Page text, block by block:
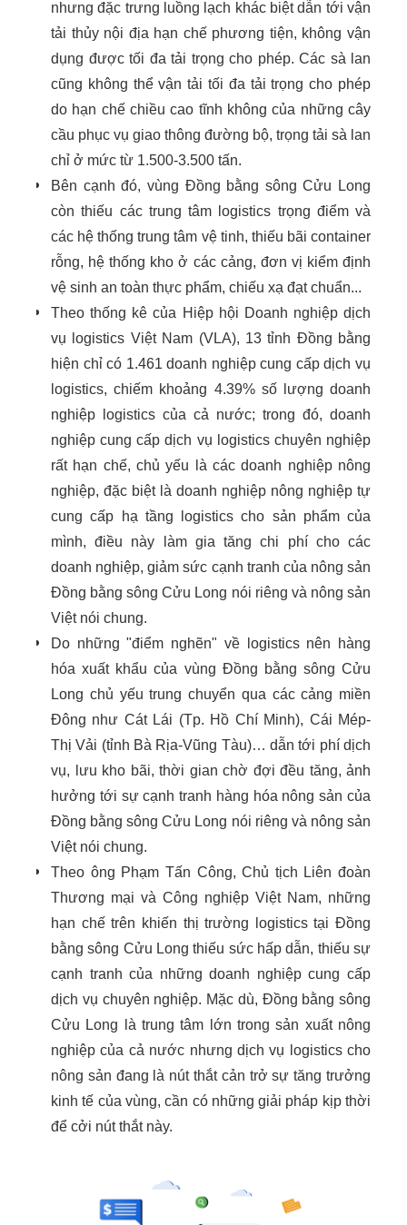
nhưng đặc trưng luồng lạch khác biệt dẫn tới vận
tải thủy nội địa hạn chế phương tiện, không vận
dụng được tối đa tải trọng cho phép. Các sà lan
cũng không thể vận tải tối đa tải trọng cho phép
do hạn chế chiều cao tĩnh không của những cây
cầu phục vụ giao thông đường bộ, trọng tải sà lan
chỉ ở mức từ 1.500-3.500 tấn.
Bên cạnh đó, vùng Đồng bằng sông Cửu Long
còn thiếu các trung tâm logistics trọng điểm và
các hệ thống trung tâm vệ tinh, thiếu bãi container
rỗng, hệ thống kho ở các cảng, đơn vị kiểm định
vệ sinh an toàn thực phẩm, chiếu xạ đạt chuẩn...
Theo thống kê của Hiệp hội Doanh nghiệp dịch
vụ logistics Việt Nam (VLA), 13 tỉnh Đồng bằng
hiện chỉ có 1.461 doanh nghiệp cung cấp dịch vụ
logistics, chiếm khoảng 4.39% số lượng doanh
nghiệp logistics của cả nước; trong đó, doanh
nghiệp cung cấp dịch vụ logistics chuyên nghiệp
rất hạn chế, chủ yếu là các doanh nghiệp nông
nghiệp, đặc biệt là doanh nghiệp nông nghiệp tự
cung cấp hạ tầng logistics cho sản phẩm của
mình, điều này làm gia tăng chi phí cho các
doanh nghiệp, giảm sức cạnh tranh của nông sản
Đồng bằng sông Cửu Long nói riêng và nông sản
Việt nói chung.
Do những "điểm nghẽn" về logistics nên hàng
hóa xuất khẩu của vùng Đồng bằng sông Cửu
Long chủ yếu trung chuyển qua các cảng miền
Đông như Cát Lái (Tp. Hồ Chí Minh), Cái Mép-
Thị Vải (tỉnh Bà Rịa-Vũng Tàu)… dẫn tới phí dịch
vụ, lưu kho bãi, thời gian chờ đợi đều tăng, ảnh
hưởng tới sự cạnh tranh hàng hóa nông sản của
Đồng bằng sông Cửu Long nói riêng và nông sản
Việt nói chung.
Theo ông Phạm Tấn Công, Chủ tịch Liên đoàn
Thương mại và Công nghiệp Việt Nam, những
hạn chế trên khiến thị trường logistics tại Đồng
bằng sông Cửu Long thiếu sức hấp dẫn, thiếu sự
cạnh tranh của những doanh nghiệp cung cấp
dịch vụ chuyên nghiệp. Mặc dù, Đồng bằng sông
Cửu Long là trung tâm lớn trong sản xuất nông
nghiệp của cả nước nhưng dịch vụ logistics cho
nông sản đang là nút thắt cản trở sự tăng trưởng
kinh tế của vùng, cần có những giải pháp kịp thời
để cởi nút thắt này.